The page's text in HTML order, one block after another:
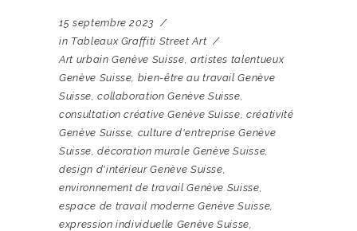
15 septembre 2023
in Tableaux Graffiti Street Art
Art urbain Genève Suisse, artistes talentueux
Genève Suisse, bien-être au travail Genève
Suisse,collaboration Genève Suisse,
consultation créative Genève Suisse,créativité
Genève Suisse, culture d'entreprise Genève
Suisse,décoration murale Genève Suisse,
design d'intérieur Genève Suisse,
environnement de travail Genève Suisse,
espace de travail moderne Genève Suisse,
expression individuelle Genève Suisse,